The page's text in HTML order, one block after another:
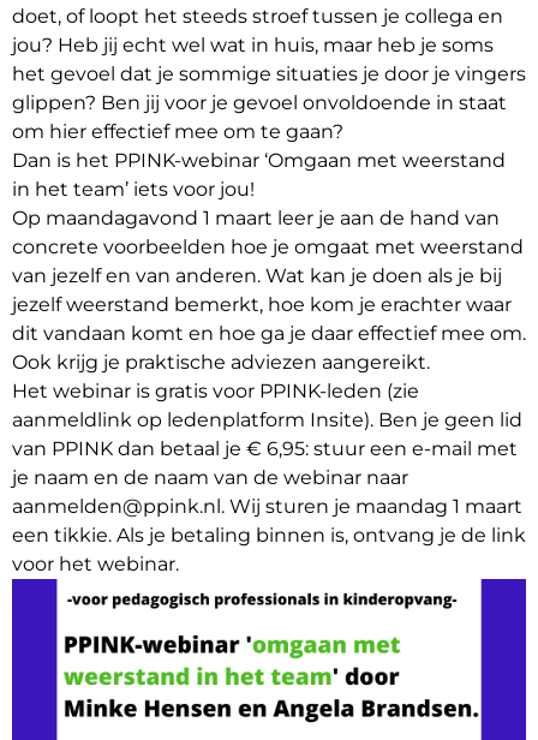
doet, of loopt het steeds stroef tussen je collega en
jou? Heb jij echt wel wat in huis, maar heb je soms
het gevoel dat je sommige situaties je door je vingers
glippen? Ben jij voor je gevoel onvoldoende in staat
om hier effectief mee om te gaan?
Dan is het PPINK-webinar ‘Omgaan met weerstand
in het team’ iets voor jou!
Op maandagavond 1 maart leer je aan de hand van
concrete voorbeelden hoe je omgaat met weerstand
van jezelf en van anderen. Wat kan je doen als je bij
jezelf weerstand bemerkt, hoe kom je erachter waar
dit vandaan komt en hoe ga je daar effectief mee om.
Ook krijg je praktische adviezen aangereikt.
Het webinar is gratis voor PPINK-leden (zie
aanmeldlink op ledenplatform Insite). Ben je geen lid
van PPINK dan betaal je € 6,95: stuur een e-mail met
je naam en de naam van de webinar naar
aanmelden@ppink.nl. Wij sturen je maandag 1 maart
een tikkie. Als je betaling binnen is, ontvang je de link
voor het webinar.